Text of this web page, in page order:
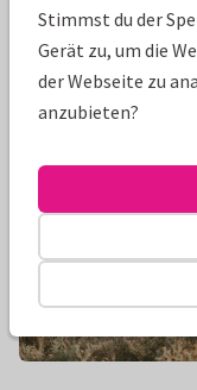
Was schenkt man
zur Kommunion?
eine Kleinigkeit,
sich an das große Fest
Weiterlesen
Stimmst du der
Gerät zu, um die
der Webseite zu
anzubieten?